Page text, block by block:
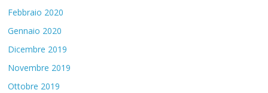
Febbraio 2020
Gennaio 2020
Dicembre 2019
Novembre 2019
Ottobre 2019